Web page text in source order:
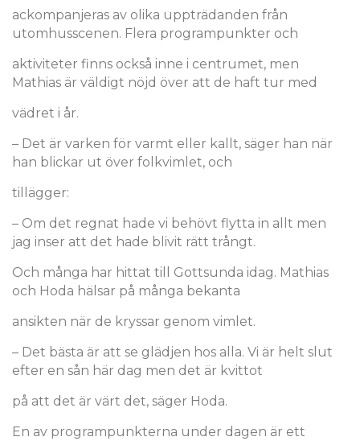
ackompanjeras av olika uppträdanden från
utomhusscenen. Flera programpunkter och
aktiviteter finns också inne i centrumet, men
Mathias är väldigt nöjd över att de haft tur med
vädret i år.
– Det är varken för varmt eller kallt, säger han när
han blickar ut över folkvimlet, och
tillägger:
– Om det regnat hade vi behövt flytta in allt men
jag inser att det hade blivit rätt trångt.
Och många har hittat till Gottsunda idag. Mathias
och Hoda hälsar på många bekanta
ansikten när de kryssar genom vimlet.
– Det bästa är att se glädjen hos alla. Vi är helt slut
efter en sån här dag men det är kvittot
på att det är värt det, säger Hoda.
En av programpunkterna under dagen är ett